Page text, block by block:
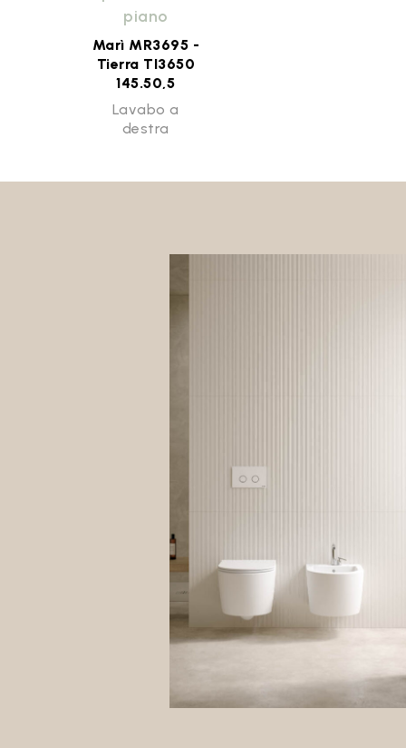
piano
Marì MR3695 -
Tierra TI3650
145.50,5
Lavabo a
destra